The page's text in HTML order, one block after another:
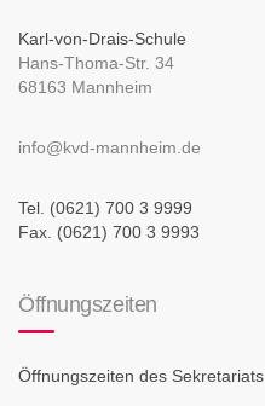
Karl-von-Drais-Schule
Hans-Thoma-Str. 34
68163 Mannheim
info@kvd-mannheim.de
Tel. (0621) 700 3 9999
Fax. (0621) 700 3 9993
Öffnungszeiten
Öffnungszeiten des Sekretariats